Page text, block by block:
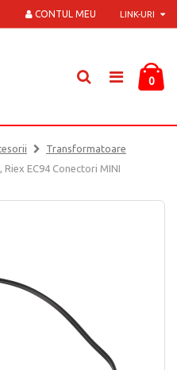
LINK-URI
CONTUL MEU
0
Transformatoare
EC94 Conectori MINI